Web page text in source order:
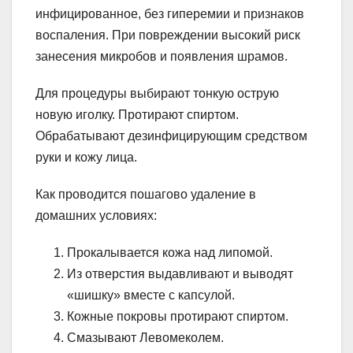
инфицированное, без гиперемии и признаков
воспаления. При повреждении высокий риск
занесения микробов и появления шрамов.
Для процедуры выбирают тонкую острую
новую иголку. Протирают спиртом.
Обрабатывают дезинфицирующим средством
руки и кожу лица.
Как проводится пошагово удаление в
домашних условиях:
Прокалывается кожа над липомой.
Из отверстия выдавливают и выводят
«шишку» вместе с капсулой.
Кожные покровы протирают спиртом.
Смазывают Левомеколем.